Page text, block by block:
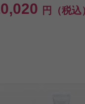
円（税込